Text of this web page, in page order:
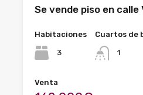
Se vende piso en calle
Habitaciones
3
Cuartos de
1
Venta